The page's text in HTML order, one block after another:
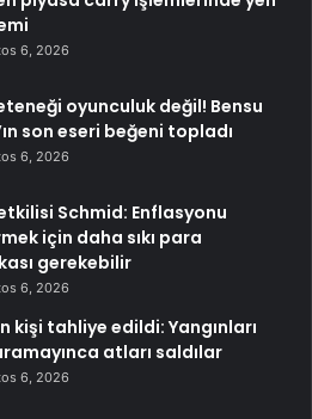
6, 2026
oyunculuk değil! Bensu
son eseri beğeni topladı
6, 2026
Schmid: Enflasyonu
için daha sıkı para
gerekebilir
6, 2026
kişi tahliye edildi: Yangınları
atları saldılar
6, 2026